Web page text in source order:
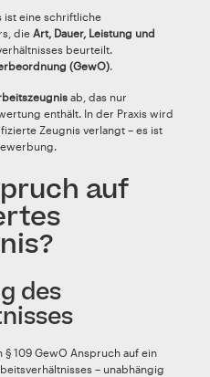
ist eine schriftliche
die Art, Dauer, Leistung und
beurteilt.
(GewO).
ab, das nur
enthält. In der Praxis wird
Zeugnis verlangt – es ist
auf
des
109 GewO Anspruch auf ein
– unabhängig